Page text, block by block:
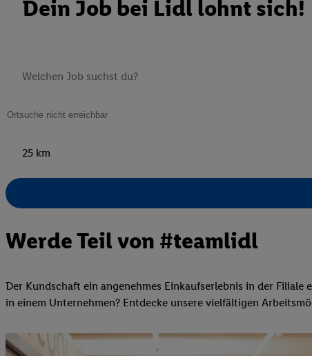
Dein Job bei Lidl lohnt sich!
25 km
Werde Teil von #teamlidl
Der Kundschaft ein angenehmes Einkaufserlebnis in der
in einem Unternehmen? Entdecke unsere vielfältigen